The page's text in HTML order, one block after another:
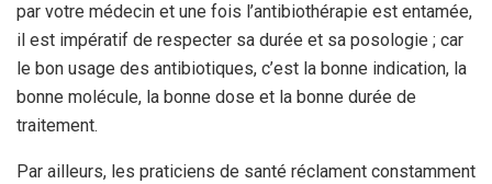
par votre médecin et une fois l’antibiothérapie est entamée,
il est impératif de respecter sa durée et sa posologie ; car
le bon usage des antibiotiques, c’est la bonne indication, la
bonne molécule, la bonne dose et la bonne durée de
traitement.
Par ailleurs, les praticiens de santé réclament constamment